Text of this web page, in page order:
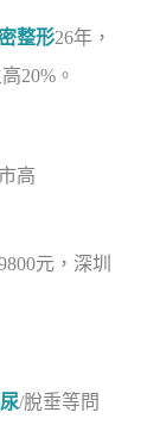
整形26年，
20%。
高
元，深圳
/脫垂等問